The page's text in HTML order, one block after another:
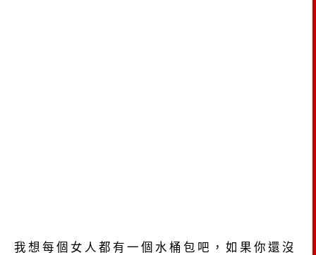
我想每個女人都有一個水桶包吧，如果你還沒